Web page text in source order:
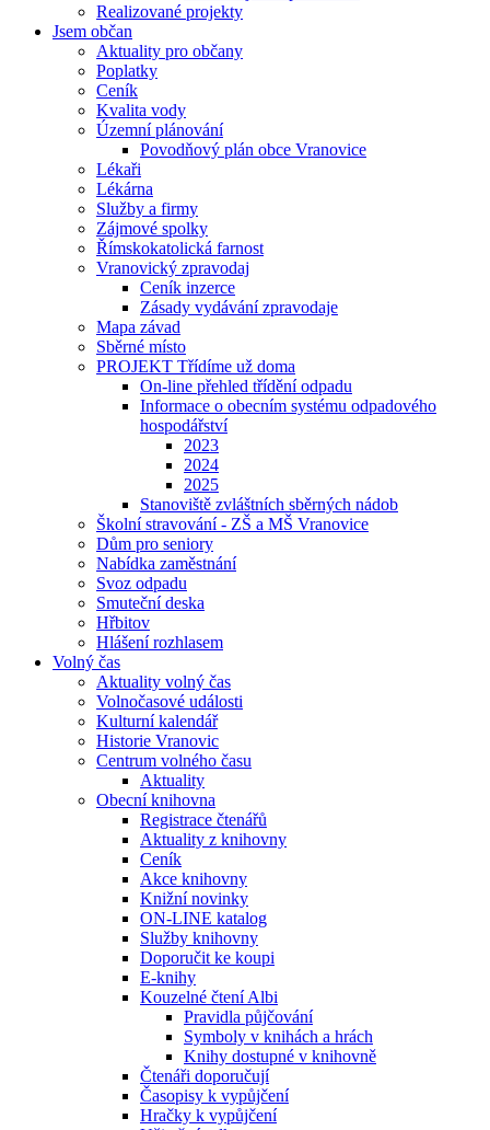
Realizované projekty
Jsem občan
Aktuality pro občany
Poplatky
Ceník
Kvalita vody
Územní plánování
Povodňový plán obce Vranovice
Lékaři
Lékárna
Služby a firmy
Zájmové spolky
Římskokatolická farnost
Vranovický zpravodaj
Ceník inzerce
Zásady vydávání zpravodaje
Mapa závad
Sběrné místo
PROJEKT Třídíme už doma
On-line přehled třídění odpadu
Informace o obecním systému odpadového
hospodářství
2023
2024
2025
Stanoviště zvláštních sběrných nádob
Školní stravování - ZŠ a MŠ Vranovice
Dům pro seniory
Nabídka zaměstnání
Svoz odpadu
Smuteční deska
Hřbitov
Hlášení rozhlasem
Volný čas
Aktuality volný čas
Volnočasové události
Kulturní kalendář
Historie Vranovic
Centrum volného času
Aktuality
Obecní knihovna
Registrace čtenářů
Aktuality z knihovny
Ceník
Akce knihovny
Knižní novinky
ON-LINE katalog
Služby knihovny
Doporučit ke koupi
E-knihy
Kouzelné čtení Albi
Pravidla půjčování
Symboly v knihách a hrách
Knihy dostupné v knihovně
Čtenáři doporučují
Časopisy k vypůjčení
Hračky k vypůjčení